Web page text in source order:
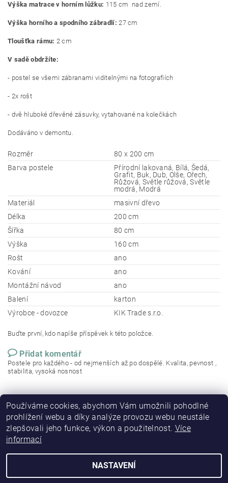
Výška matrace v horním lůžku: 115 cm nad zemí.
Výška horního a spodního zábradlí: 27 cm
Tloušťka rámu: 2 cm
V sadě obdržíte:
- postel se všemi zábranami viditelnými na fotografiích
- 2x rošt
- dvě hluboké dřevěné zásuvky, vytahované na kolečkách
Dodáváno v demontu.
Rozměr
80 x 200 cm
Barva postele
Přírodní lakovaná, Bílá, Šedá,
Grafit, Buk, Dub, Olše, Ořech,
Růžová, Světle růžová, Světle
modrá, Modrá
Materiál
masivní dřevo
Délka
200 cm
Šířka
80 cm
Výška
160 cm
Rošt
ano
Kování
ano
Montážní návod
ano
Balení
karton
Výrobce - dovozce
KIK Trade s.r.o.
Buďte první, kdo napíše příspěvek k této položce.
Přidat komentář
Postele pro každého - od nejmenších až po dospělé. Kvalita, pevnost ,
stabilita, vysoká nosnost
2026 © DETSKE-POSTELE.CZ, všechna práva vyhrazena
Používáme cookies, abychom Vám umožnili pohodlné
prohlížení webu a díky analýze provozu webu neustále
zlepšovali jeho funkce, výkon a použitelnost. Více
informací
NASTAVENÍ